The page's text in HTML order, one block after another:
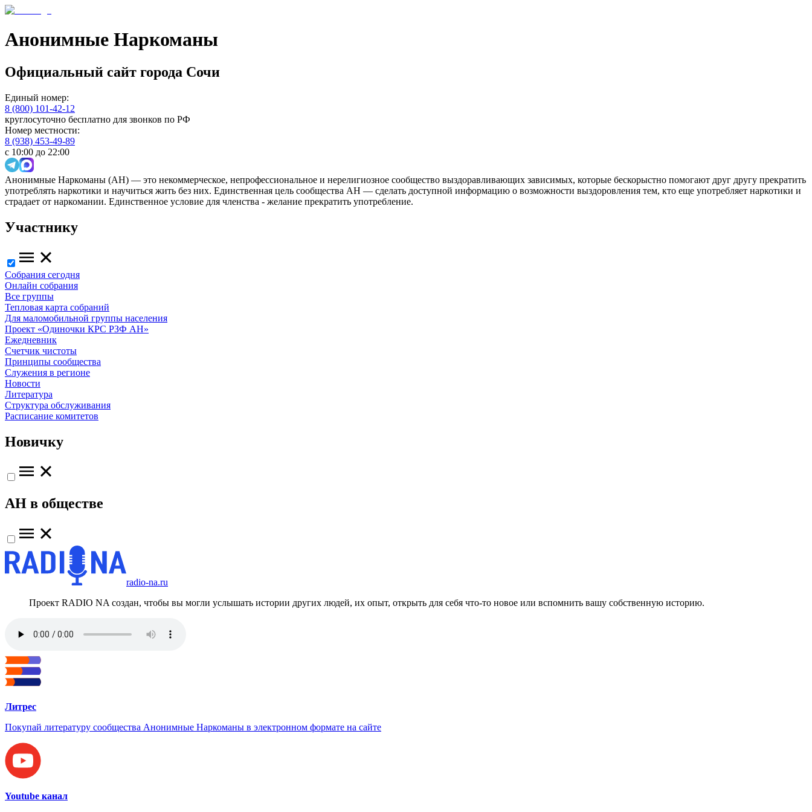
Анонимные Наркоманы
Официальный сайт города Сочи
Единый номер:
8 (800) 101-42-12
круглосуточно бесплатно для звонков по РФ
Номер местности:
8 (938) 453-49-89
с 10:00 до 22:00
Анонимные Наркоманы (АН) — это некоммерческое, непрофессиональное и нерелигиозное сообщество выздоравливающих зависимых, которые бескорыстно помогают друг другу прекратить
употреблять наркотики и научиться жить без них. Единственная цель сообщества АН — сделать доступной информацию о возможности выздоровления тем, кто еще употребляет наркотики и
страдает от наркомании. Единственное условие для членства - желание прекратить употребление.
Участнику
Собрания сегодня
Онлайн собрания
Все группы
Тепловая карта собраний
Для маломобильной группы населения
Проект «Одиночки КРС РЗФ АН»
Ежедневник
Счетчик чистоты
Принципы сообщества
Служения в регионе
Новости
Литература
Структура обслуживания
Расписание комитетов
Новичку
АН в обществе
radio-na.ru
Проект RADIO NA создан, чтобы вы могли услышать истории других людей, их опыт, открыть для себя что-то новое или вспомнить вашу собственную историю.
Литрес
Покупай литературу сообщества Анонимные Наркоманы в электронном формате на сайте
Youtube канал